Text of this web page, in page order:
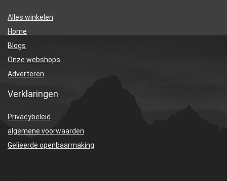
Alles winkelen
Home
Blogs
Onze webshops
Adverteren
Verklaringen
Privacybeleid
algemene voorwaarden
Gelieerde openbaarmaking